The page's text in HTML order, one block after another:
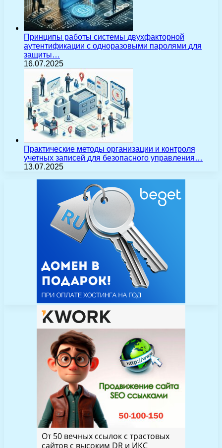
Принципы работы системы двухфакторной
аутентификации с одноразовыми паролями для
защиты…
16.07.2025
Практические методы организации и контроля
учетных записей для безопасного управления…
13.07.2025